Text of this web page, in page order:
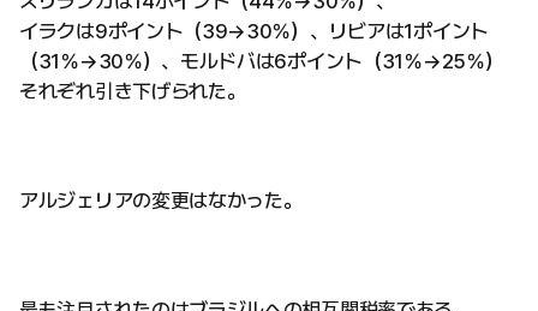
イラクは9ポイント（39→30％）、リビアは1ポイント
（31％→30％）、モルドバは6ポイント（31％→25％）
それぞれ引き下げられた。
アルジェリアの変更はなかった。